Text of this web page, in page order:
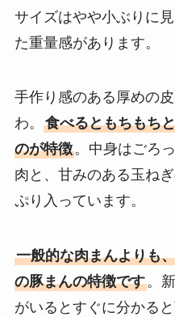
サイズはやや小ぶりに
た重量感があります。
手作り感のある厚めの
わ。 食べるともちもち
のが特徴。中身はごろ
肉と、甘みのある玉ね
ぷり入っています。
一般的な肉まんよりも
の豚まんの特徴です。
がいるとすぐに分かる